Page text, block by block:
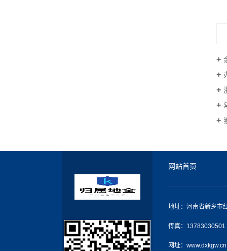
网站首页
地址：河南省新乡市
传真：13783030501
网址：www.dxkgw.cn